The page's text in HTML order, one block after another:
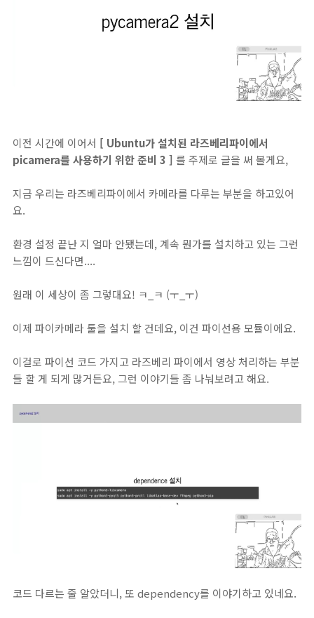
이전 시간에 이어서 [ Ubuntu가 설치된 라즈베리파이에서
picamera를 사용하기 위한 준비 3 ] 를 주제로 글을 써 볼게요,
지금 우리는 라즈베리파이에서 카메라를 다루는 부분을 하고있어
요.
환경 설정 끝난 지 얼마 안됐는데, 계속 뭔가를 설치하고 있는 그런
느낌이 드신다면....
원래 이 세상이 좀 그렇대요! ㅋ_ㅋ (ㅜ_ㅜ)
이제 파이카메라 툴을 설치 할 건데요, 이건 파이선용 모듈이에요.
이걸로 파이선 코드 가지고 라즈베리 파이에서 영상 처리하는 부분
들 할 게 되게 많거든요, 그런 이야기들 좀 나눠보려고 해요.
코드 다르는 줄 알았더니, 또 dependency를 이야기하고 있네요.